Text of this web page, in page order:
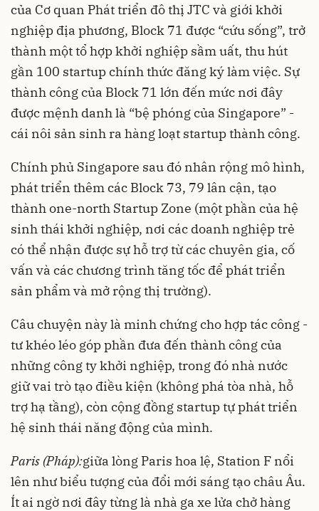
của Cơ quan Phát triển đô thị JTC và giới khởi
nghiệp địa phương, Block 71 được “cứu sống”, trở
thành một tổ hợp khởi nghiệp sầm uất, thu hút
gần 100 startup chính thức đăng ký làm việc. Sự
thành công của Block 71 lớn đến mức nơi đây
được mệnh danh là “bệ phóng của Singapore” -
cái nôi sản sinh ra hàng loạt startup thành công.
Chính phủ Singapore sau đó nhân rộng mô hình,
phát triển thêm các Block 73, 79 lân cận, tạo
thành one-north Startup Zone (một phần của hệ
sinh thái khởi nghiệp, nơi các doanh nghiệp trẻ
có thể nhận được sự hỗ trợ từ các chuyên gia, cố
vấn và các chương trình tăng tốc để phát triển
sản phẩm và mở rộng thị trường).
Câu chuyện này là minh chứng cho hợp tác công -
tư khéo léo góp phần đưa đến thành công của
những công ty khởi nghiệp, trong đó nhà nước
giữ vai trò tạo điều kiện (không phá tòa nhà, hỗ
trợ hạ tầng), còn cộng đồng startup tự phát triển
hệ sinh thái năng động của mình.
Paris (Pháp):giữa lòng Paris hoa lệ, Station F nổi
lên như biểu tượng của đổi mới sáng tạo châu Âu.
Ít ai ngờ nơi đây từng là nhà ga xe lửa chở hàng